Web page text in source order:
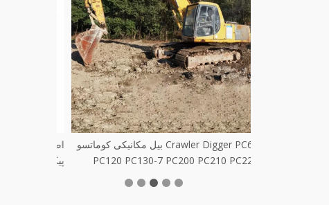
بیل مکانیکی کوماتسو Crawler Digger PC60
PC120 PC130-7 PC200 PC210 PC220